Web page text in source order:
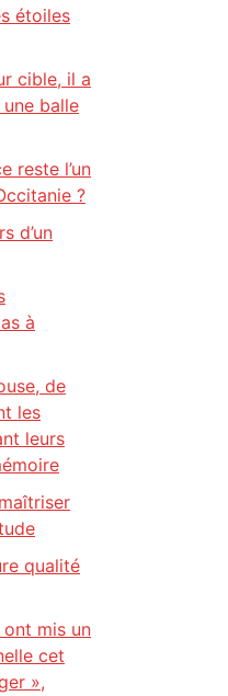
étoiles
cible, il a
balle
reste l’un
?
d’un
à
de
les
leurs
qualité
ont mis un
cet
»,